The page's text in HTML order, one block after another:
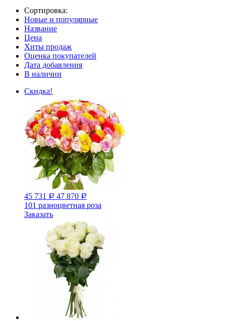
Сортировка:
Новые и популярные
Название
Цена
Хиты продаж
Оценка покупателей
Дата добавления
В наличии
Скидка!
45 731 Р 47 870 Р
101 разноцветная роза
Заказать